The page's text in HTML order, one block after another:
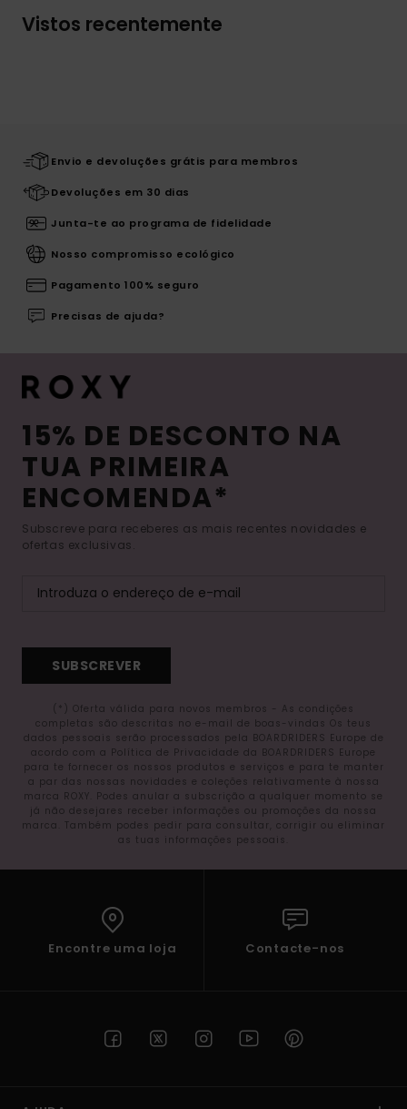
Vistos recentemente
Envio e devoluções grátis para membros
Devoluções em 30 dias
Junta-te ao programa de fidelidade
Nosso compromisso ecológico
Pagamento 100% seguro
Precisas de ajuda?
15% DE DESCONTO NA
TUA PRIMEIRA
ENCOMENDA*
Subscreve para receberes as mais recentes novidades e
ofertas exclusivas.
SUBSCREVER
(*) Oferta válida para novos membros - As condições
completas são descritas no e-mail de boas-vindas Os teus
dados pessoais serão processados pela BOARDRIDERS Europe de
acordo com a Política de Privacidade da BOARDRIDERS Europe
para te fornecer os nossos produtos e serviços e para te manter
a par das nossas novidades e coleções relativamente à nossa
marca ROXY. Podes anular a subscrição a qualquer momento se
já não desejares receber informações ou promoções da nossa
marca. Também podes pedir para consultar, corrigir ou eliminar
as tuas informações pessoais.
Encontre uma loja Contacte-nos